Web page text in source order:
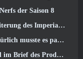
der Saison 8
„massive“ Content-Roadmap mit
es passieren
Produzenten enthüllt